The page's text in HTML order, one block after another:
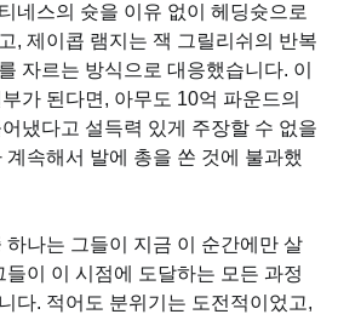
네스의 슛을 이유 없이 헤딩슛으로
, 제이콥 램지는 잭 그릴리쉬의 반복
자르는 방식으로 대응했습니다. 이
가 된다면, 아무도 10억 파운드의
냈다고 설득력 있게 주장할 수 없을
속해서 발에 총을 쏜 것에 불과했
나는 그들이 지금 이 순간에만 살
이 이 시점에 도달하는 모든 과정
다. 적어도 분위기는 도전적이었고,